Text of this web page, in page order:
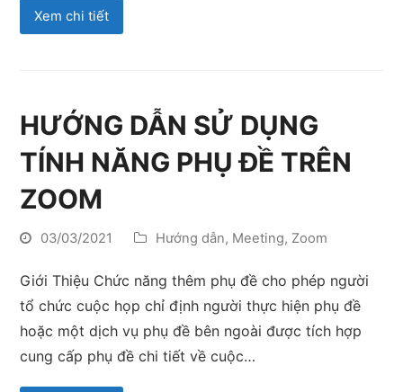
Xem chi tiết
HƯỚNG DẪN SỬ DỤNG
TÍNH NĂNG PHỤ ĐỀ TRÊN
ZOOM
03/03/2021 Hướng dẫn, Meeting, Zoom
Giới Thiệu Chức năng thêm phụ đề cho phép người
tổ chức cuộc họp chỉ định người thực hiện phụ đề
hoặc một dịch vụ phụ đề bên ngoài được tích hợp
cung cấp phụ đề chi tiết về cuộc…